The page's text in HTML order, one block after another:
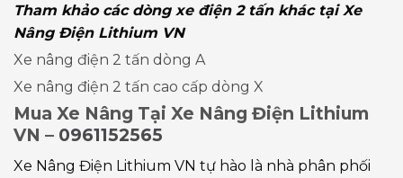
Tham khảo các dòng xe điện 2 tấn khác tại Xe
Nâng Điện Lithium VN
Xe nâng điện 2 tấn dòng A
Xe nâng điện 2 tấn cao cấp dòng X
Mua Xe Nâng Tại Xe Nâng Điện Lithium
VN – 0961152565
Xe Nâng Điện Lithium VN tự hào là nhà phân phối